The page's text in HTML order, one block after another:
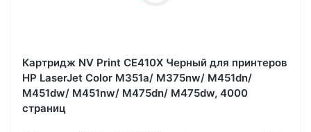
Картридж NV Print CE410X Черный для принтеров
HP LaserJet Color M351a/ M375nw/ M451dn/
M451dw/ M451nw/ M475dn/ M475dw, 4000
страниц